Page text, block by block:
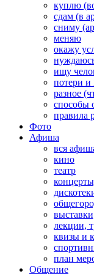
куплю
сдам (в
сниму
меняю
окажу
ищу
потери и
разное
способы
правила
Фото
Афиша
вся
кино
театр
лекции,
квизы и
план
Общение